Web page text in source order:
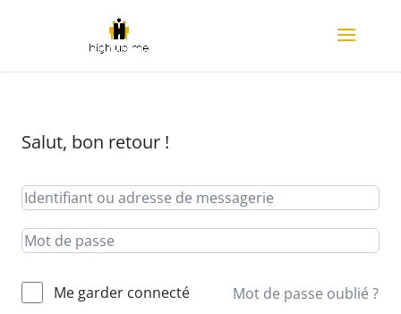
Salut, bon retour !
Alternative:
Me garder connecté Mot de passe oublié ?